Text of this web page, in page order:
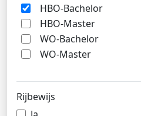
HBO-Bachelor
HBO-Master
WO-Bachelor
WO-Master
Rijbewijs